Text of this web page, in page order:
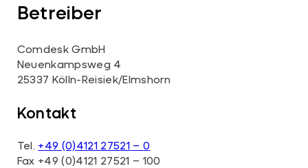
Betreiber
Comdesk GmbH
Neuenkampsweg 4
25337 Kölln-Reisiek/Elmshorn
Kontakt
Tel. +49 (0)4121 27521 – 0
Fax +49 (0)4121 27521 – 100